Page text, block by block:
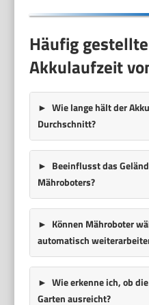
Häufig
Akkulaufzeit
Wie lange hält der
Durchschnitt?
Beeinflusst das
Mähroboters?
Können Mähroboter
automatisch
Wie erkenne ich, ob
Garten ausreicht?